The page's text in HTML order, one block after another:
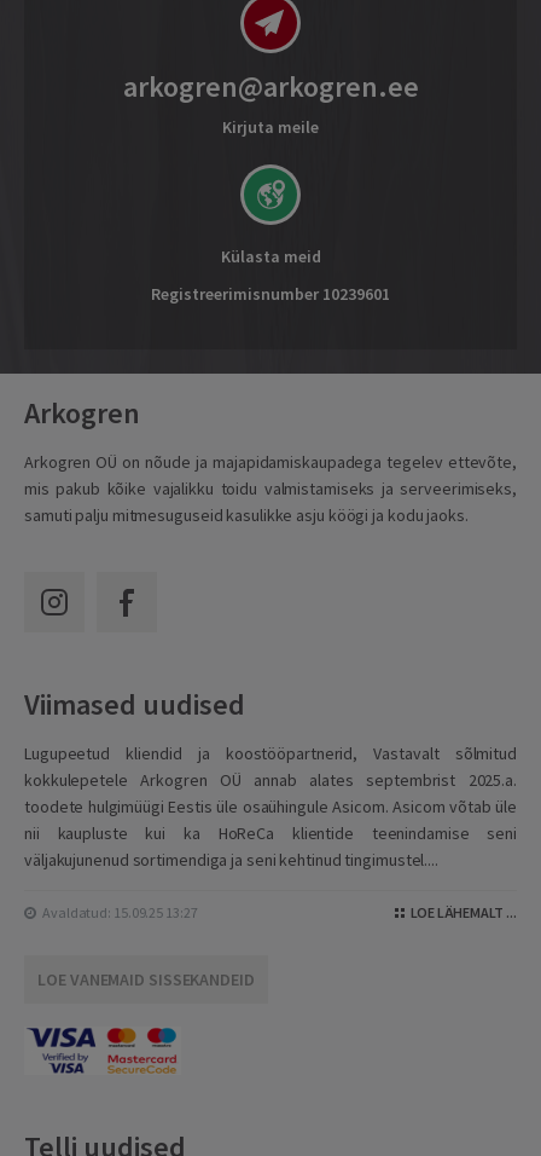
arkogren@arkogren.ee
Kirjuta meile
Külasta meid
Registreerimisnumber 10239601
Arkogren
Arkogren OÜ on nõude ja majapidamiskaupadega tegelev ettevõte,
mis pakub kõike vajalikku toidu valmistamiseks ja serveerimiseks,
samuti palju mitmesuguseid kasulikke asju köögi ja kodu jaoks.
Viimased uudised
Lugupeetud kliendid ja koostööpartnerid, Vastavalt sõlmitud
kokkulepetele Arkogren OÜ annab alates septembrist 2025.a.
toodete hulgimüügi Eestis üle osaühingule Asicom. Asicom võtab üle
nii kaupluste kui ka HoReCa klientide teenindamise seni
väljakujunenud sortimendiga ja seni kehtinud tingimustel....
Avaldatud: 15.09.25 13:27 LOE LÄHEMALT ...
LOE VANEMAID SISSEKANDEID
Telli uudised